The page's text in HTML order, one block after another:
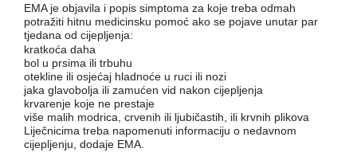
EMA je objavila i popis simptoma za koje treba odmah
potražiti hitnu medicinsku pomoć ako se pojave unutar par
tjedana od cijepljenja:
kratkoća daha
bol u prsima ili trbuhu
otekline ili osjećaj hladnoće u ruci ili nozi
jaka glavobolja ili zamućen vid nakon cijepljenja
krvarenje koje ne prestaje
više malih modrica, crvenih ili ljubičastih, ili krvnih plikova
Liječnicima treba napomenuti informaciju o nedavnom
cijepljenju, dodaje EMA.